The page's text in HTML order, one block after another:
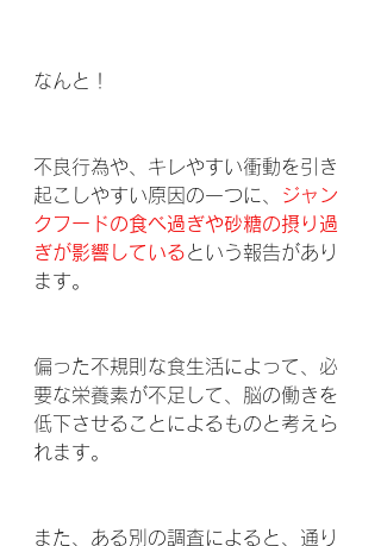
なんと！
不良行為や、キレやすい衝動を引き
起こしやすい原因の一つに、
ジャン
クフードの食べ過ぎや砂糖の摂り過
ぎが影響しているという報告があり
ます。
偏った不規則な食生活によって、必
要な栄養素が不足して、脳の働きを
低下させることによるものと考えら
れます。
また、ある別の調査によると、通り